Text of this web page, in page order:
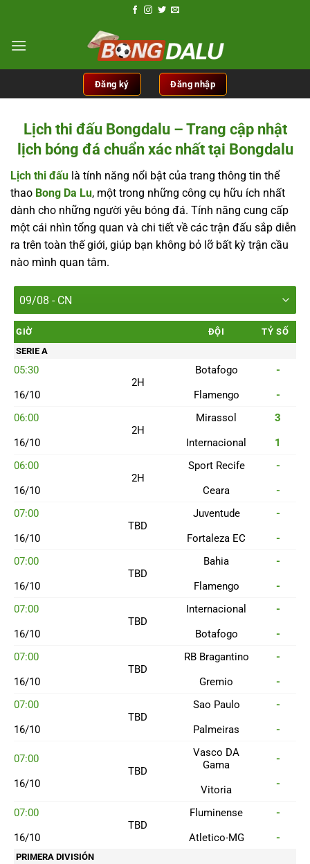
nội
Đăng ký Đăng nhập
Lịch thi đấu Bongdalu – Trang cập nhật
lịch bóng đá chuẩn xác nhất tại Bongdalu
Lịch thi đấu là tính năng nổi bật của trang thông tin thể
thao Bong Da Lu, một trong những công cụ hữu ích nhất
dành cho những người yêu bóng đá. Tính năng cung cấp
một cái nhìn tổng quan và chi tiết về các trận đấu sắp diễn
ra trên toàn thế giới, giúp bạn không bỏ lỡ bất kỳ trận cầu
nào mình quan tâm.
GIỜ ĐỘI
TỶ SỐ
SERIE A
05:30
16/10
2H
Botafogo
Flamengo
-
-
06:00
16/10
2H
Mirassol
Internacional
3
1
06:00
16/10
2H
Sport Recife
Ceara
-
-
07:00
16/10
TBD
Juventude
Fortaleza EC
-
-
07:00
16/10
TBD
Bahia
Flamengo
-
-
07:00
16/10
TBD
Internacional
Botafogo
-
-
07:00
16/10
TBD
RB Bragantino
Gremio
-
-
07:00
16/10
TBD
Sao Paulo
Palmeiras
-
-
07:00
16/10
TBD
Vasco DA
Gama
Vitoria
-
-
07:00
16/10
TBD
Fluminense
Atletico-MG
-
-
PRIMERA DIVISIÓN